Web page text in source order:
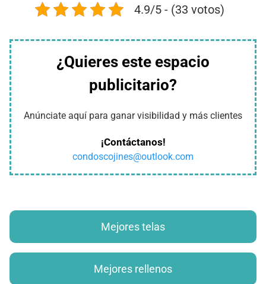
4.9/5 - (33 votos)
¿Quieres este espacio
publicitario?
Anúnciate aquí para ganar visibilidad y más clientes
¡Contáctanos!
condoscojines@outlook.com
Mejores telas
Mejores rellenos